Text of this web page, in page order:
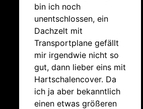
bin ich noch
unentschlossen, ein
Dachzelt mit
Transportplane gefällt
mir irgendwie nicht so
gut, dann lieber eins mit
Hartschalencover. Da
ich ja aber bekanntlich
einen etwas größeren